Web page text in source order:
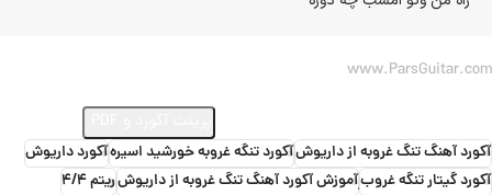
www.ParsGuitar.com
آکورد آهنگ تنگ غروبه از داریوشآکورد تنگه غروبه خورشید اسیرهآکورد داریوش
آکورد گیتار تنگه غروبٖآموزش آکورد آهنگ تنگ غروبه از داریوشریتم 4/4